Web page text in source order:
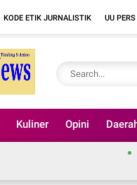
KODE ETIK JURNALISTIK UU
Kuliner Opini
Dua Lagu